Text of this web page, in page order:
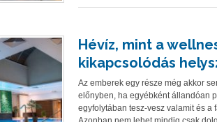
Hévíz, mint a
kikapcsolódás
Az emberek egy része még akkor
előnyben, ha egyébként állandóan
egyfolytában tesz-vesz valamit és a